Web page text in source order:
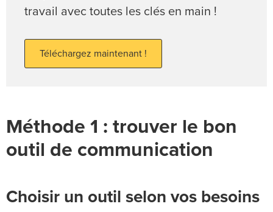
travail avec toutes les clés en main !
Téléchargez maintenant !
Méthode 1 : trouver le bon
outil de communication
Choisir un outil selon vos besoins